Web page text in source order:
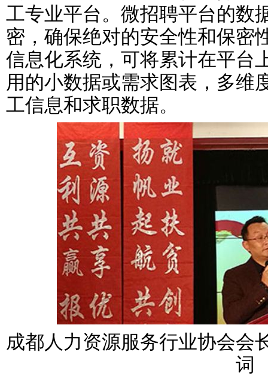
工专业平台。微招聘平台的数
密，确保绝对的安全性和保密
信息化系统，可将累计在平台
用的小数据或需求图表，多维
工信息和求职数据。
成都人力资源服务行业协会会
词